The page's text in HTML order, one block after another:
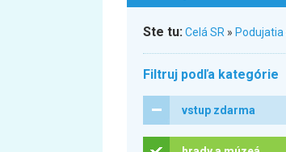
Ste tu:Celá SR » Podujatia
Filtruj podľa kategórie
vstup zdarma